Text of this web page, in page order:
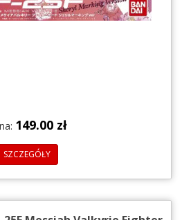
149.00 zł
SZCZEGÓŁY